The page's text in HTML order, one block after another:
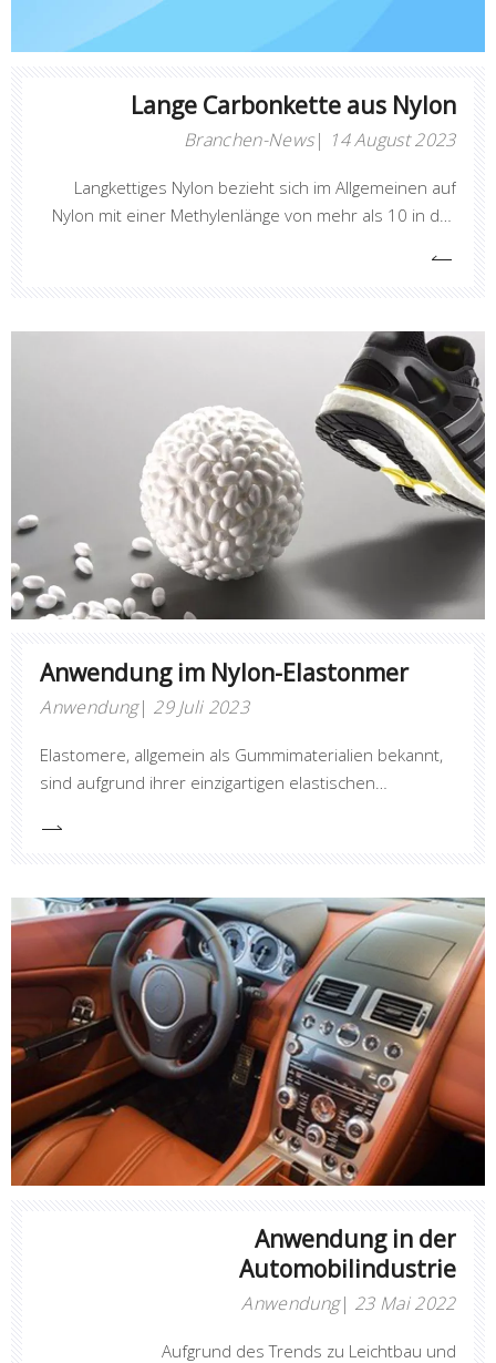
Lange Carbonkette aus Nylon
Branchen-News 14 August 2023
Langkettiges Nylon bezieht sich im Allgemeinen auf
Nylon mit einer Methylenlänge von mehr als 10 in der
gute Dimensionsstabilität und hervorragende
dielektrische Eigenschaften aus
Anwendung im Nylon-Elastonmer
Anwendung 29 Juli 2023
Elastomere, allgemein als Gummimaterialien bekannt,
sind aufgrund ihrer einzigartigen elastischen
zu verformen und bei Wegnahme der Belastung
wesentliche Bestandteile verschiedener
Industriezweige.Eine wesentliche Verbesserung bei
Elastomermaterialien ist die Einarbeitung
Anwendung in der
Automobilindustrie
Anwendung 23 Mai 2022
Aufgrund des Trends zu Leichtbau und